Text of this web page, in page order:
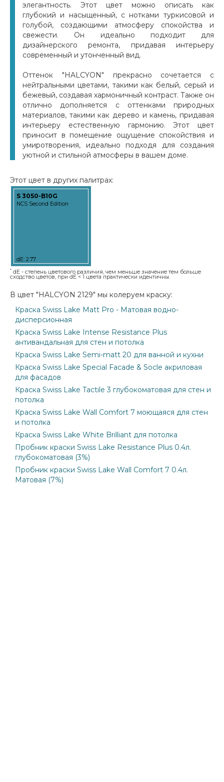
элегантность. Этот цвет можно описать как
глубокий и насыщенный, с нотками туркисовой и
голубой, создающими атмосферу спокойства и
свежести. Он идеально подходит для
дизайнерского ремонта, придавая интерьеру
современный и утонченный вид.
Оттенок "HALCYON" прекрасно сочетается с
нейтральными цветами, такими как белый, серый и
бежевый, создавая хармоничный контраст. Также он
отлично дополняется с оттенками природных
материалов, такими как дерево и камень, придавая
интерьеру естественную гармонию. Этот цвет
приносит в помещение ощущение спокойствия и
умиротворения, идеально подходя для создания
уютной и стильной атмосферы в вашем доме.
Этот цвет в других палитрах:
S 3050-B10G
NCS Second Edition
dE: 2.77
* dE - степень цветового различия, чем меньше значение тем больше
сходство цветов, при dE < 1 цвета практически идентичны.
В цвет "HALCYON 2129" мы колеруем краску:
Краска Swiss Lake Matt Pro - Матовая водно-
дисперсионная
Краска Swiss Lake Intense Resistance Plus
антивандальная для стен и потолка
Краска Swiss Lake Semi-matt 20 для ванной и кухни
Краска Swiss Lake Special Facade & Socle акриловая
для фасадов
Краска Swiss Lake Tactile 3 глубокоматовая для стен и
потолка
Краска Swiss Lake Wall Comfort 7 моющаяся для стен
и потолка
Краска Swiss Lake White Brilliant для потолка
Пробник краски Swiss Lake Resistance Plus 0.4л.
глубокоматовая (3%)
Пробник краски Swiss Lake Wall Comfort 7 0.4л.
Матовая (7%)